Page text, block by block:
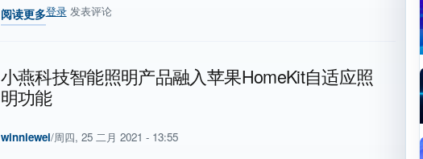
阅读更多
关于 大联大品佳集团推出基于MediaTek产品的Wi-Fi 6智能照明控制方案
登录发表评论
小燕科技智能照明产品融入苹果HomeKit自适应照
明功能
winniewei/周四, 25 二月 2021 - 13:55